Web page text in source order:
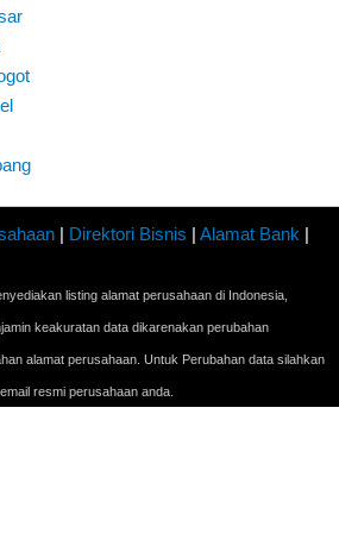
| Direktori Bisnis | Alamat Bank |
listing alamat perusahaan di Indonesia,
keakuratan data dikarenakan perubahan
alamat perusahaan. Untuk Perubahan data silahkan
resmi perusahaan anda.